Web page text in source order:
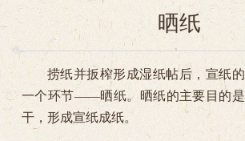
晒纸
捞纸并扳榨形成湿纸帖后，宣纸
一个环节——晒纸。晒纸的主要目的
干，形成宣纸成纸。